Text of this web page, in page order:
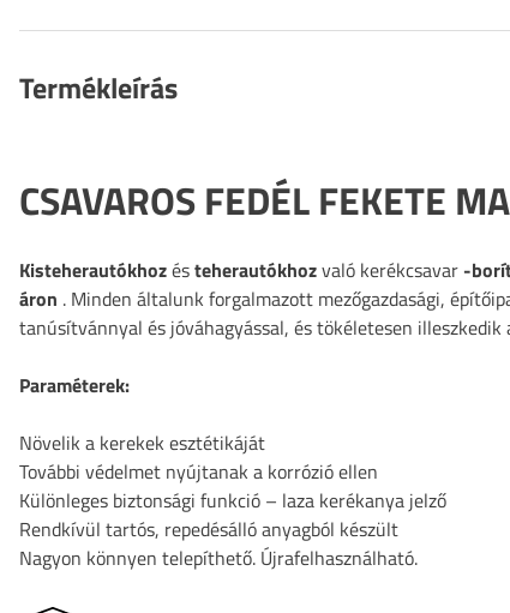
Termékleírás
CSAVAROS FEDÉL FEKETE
Kisteherautókhozésteherautókhozvaló kerékcsavar -
áron . Minden általunk forgalmazott mezőgazdasági,
tanúsítvánnyal és jóváhagyással, és tökéletesen illeszkedik
Paraméterek:
Növelik a kerekek esztétikáját
További védelmet nyújtanak a korrózió ellen
Különleges biztonsági funkció – laza kerékanya jelző
Rendkívül tartós, repedésálló anyagból készült
Nagyon könnyen telepíthető. Újrafelhasználható.